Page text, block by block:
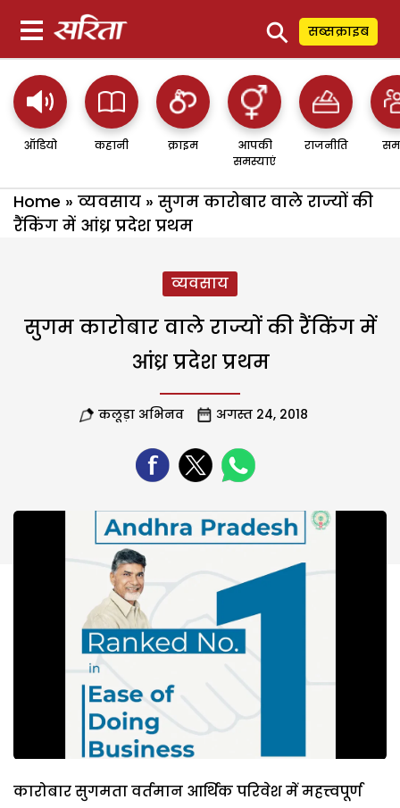
⚲ सब्सक्राइब
ऑडियो कहानी क्राइम
आपकी
समस्याएं
राजनीति
Home » व्यवसाय » सुगम कारोबार वाले राज्यों की
रैंकिंग में आंध्र प्रदेश प्रथम
व्यवसाय
सुगम कारोबार वाले राज्यों की रैंकिंग में
आंध्र प्रदेश प्रथम
कलूड़ा अभिनव अगस्त 24, 2018
कारोबार सुगमता वर्तमान आर्थिक परिवेश में महत्त्वपूर्ण